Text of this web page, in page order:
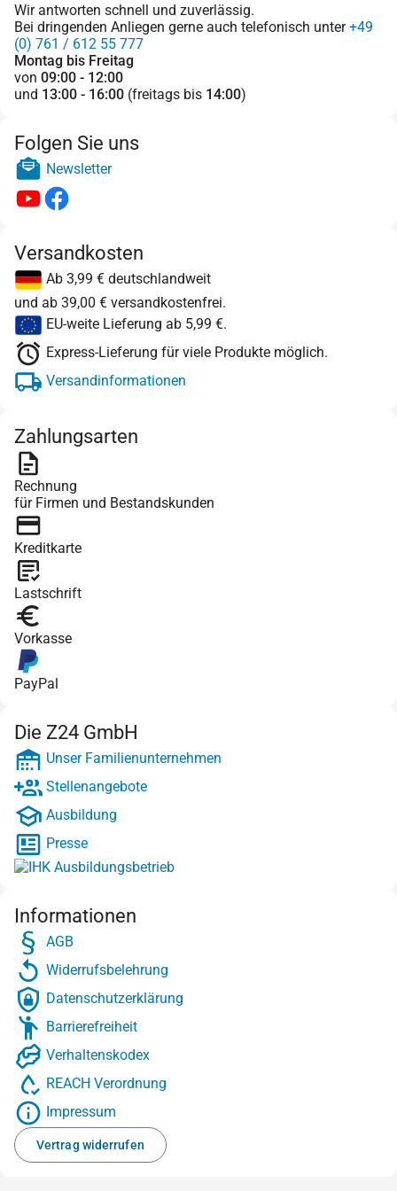
Wir antworten schnell und zuverlässig.
Bei dringenden Anliegen gerne auch telefonisch unter+49
(0) 761 / 612 55 777
Montag bis Freitag
von 09:00 - 12:00
und 13:00 - 16:00 (freitags bis 14:00)
Folgen Sie uns
Newsletter
Versandkosten
Ab 3,99 € deutschlandweit
und ab 39,00 € versandkostenfrei.
EU-weite Lieferung ab 5,99 €.
Express-Lieferung für viele Produkte möglich.
Versandinformationen
Zahlungsarten
Rechnung
für Firmen und Bestandskunden
Kreditkarte
Lastschrift
Vorkasse
PayPal
Die Z24 GmbH
Unser Familienunternehmen
Stellenangebote
Ausbildung
Presse
Informationen
AGB
Widerrufsbelehrung
Datenschutzerklärung
Barrierefreiheit
Verhaltenskodex
REACH Verordnung
Impressum
Vertrag widerrufen